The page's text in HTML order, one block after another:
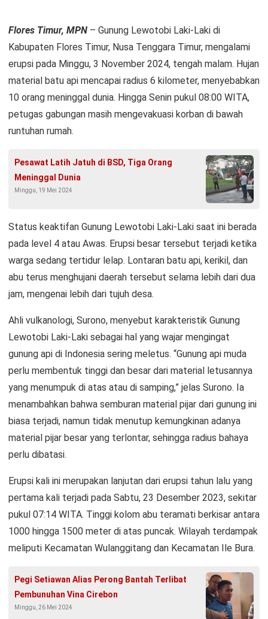
Flores Timur, MPN – Gunung Lewotobi Laki-Laki di
Kabupaten Flores Timur, Nusa Tenggara Timur, mengalami
erupsi pada Minggu, 3 November 2024, tengah malam. Hujan
material batu api mencapai radius 6 kilometer, menyebabkan
10 orang meninggal dunia. Hingga Senin pukul 08:00 WITA,
petugas gabungan masih mengevakuasi korban di bawah
runtuhan rumah.
Pesawat Latih Jatuh di BSD, Tiga Orang
Meninggal Dunia
Minggu, 19 Mei 2024
Status keaktifan Gunung Lewotobi Laki-Laki saat ini berada
pada level 4 atau Awas. Erupsi besar tersebut terjadi ketika
warga sedang tertidur lelap. Lontaran batu api, kerikil, dan
abu terus menghujani daerah tersebut selama lebih dari dua
jam, mengenai lebih dari tujuh desa.
Ahli vulkanologi, Surono, menyebut karakteristik Gunung
Lewotobi Laki-Laki sebagai hal yang wajar mengingat
gunung api di Indonesia sering meletus. “Gunung api muda
perlu membentuk tinggi dan besar dari material letusannya
yang menumpuk di atas atau di samping,” jelas Surono. Ia
menambahkan bahwa semburan material pijar dari gunung ini
biasa terjadi, namun tidak menutup kemungkinan adanya
material pijar besar yang terlontar, sehingga radius bahaya
perlu dibatasi.
Erupsi kali ini merupakan lanjutan dari erupsi tahun lalu yang
pertama kali terjadi pada Sabtu, 23 Desember 2023, sekitar
pukul 07:14 WITA. Tinggi kolom abu teramati berkisar antara
1000 hingga 1500 meter di atas puncak. Wilayah terdampak
meliputi Kecamatan Wulanggitang dan Kecamatan Ile Bura.
Pegi Setiawan Alias Perong Bantah Terlibat
Pembunuhan Vina Cirebon
Minggu, 26 Mei 2024